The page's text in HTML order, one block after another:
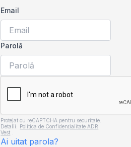
Email
Parolă
Protejat cu reCAPTCHA pentru securitate.
Detalii: Politica de Confidențialitate ADR
Vest
Ai uitat parola?